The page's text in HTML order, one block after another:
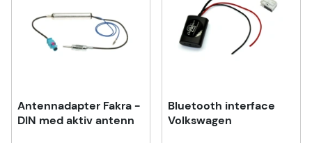
Antennadapter Fakra -
DIN med aktiv antenn
Bluetooth interface
Volkswagen